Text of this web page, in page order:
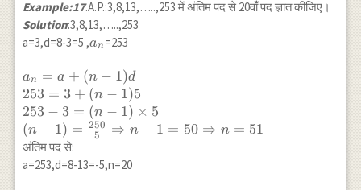
\Rightarrow
2 d=12
\Rightarrow
d=6
a=4, d=6
Example:17.A.P.:3,8,13,…..,253 में अंतिम पद से 20वाँ पद ज्ञात कीजिए।
Solution:3,8,13,…..,253
a=3,d=8-3=5 ,a_n
an=253
a_n=a+(n-1)
d \\ 253=3+
(n-1) 5 \\ 253-
3=(n-1)
\times 5 \\
(n-
1)=\frac{250}
an = a + (n − 1)d
253 = 3 + (n − 1)5
253 − 3 = (n − 1) × 5
(n − 1) = 5
250 ⇒ n − 1 = 50 ⇒ n = 51
अंतिम पद से:
a=253,d=8-13=-5,n=20